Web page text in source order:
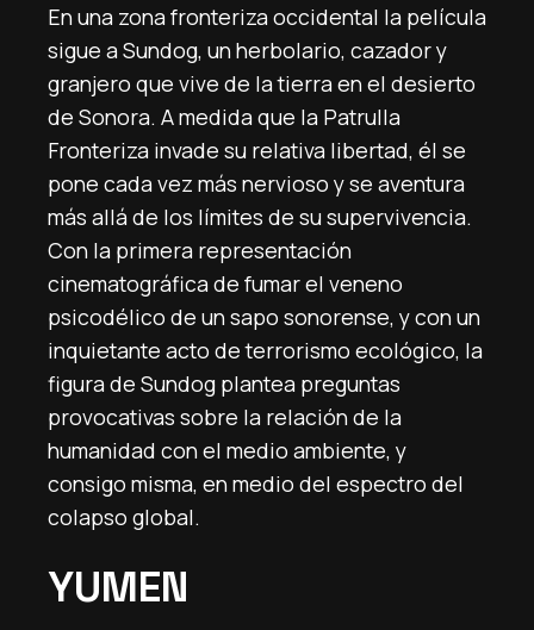
En una zona fronteriza occidental la película
sigue a Sundog, un herbolario, cazador y
granjero que vive de la tierra en el desierto
de Sonora. A medida que la Patrulla
Fronteriza invade su relativa libertad, él se
pone cada vez más nervioso y se aventura
más allá de los límites de su supervivencia.
Con la primera representación
cinematográfica de fumar el veneno
psicodélico de un sapo sonorense, y con un
inquietante acto de terrorismo ecológico, la
figura de Sundog plantea preguntas
provocativas sobre la relación de la
humanidad con el medio ambiente, y
consigo misma, en medio del espectro del
colapso global.
YUMEN